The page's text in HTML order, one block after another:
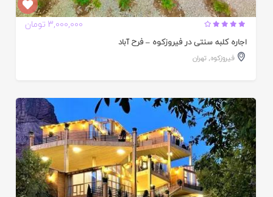
3,000,000 تومان
اجاره کلبه سنتی در فیروزکوه – فرح آباد
فیروزکوه,تهران